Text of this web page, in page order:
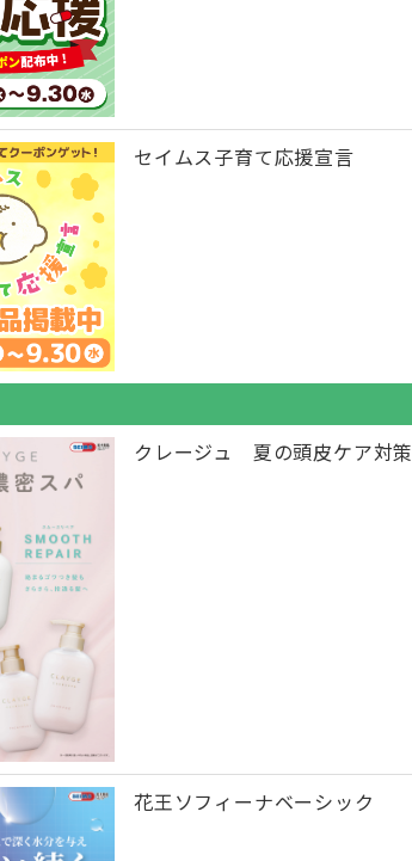
セイムス子育て応援宣言
クレージュ 夏の頭皮ケア対策
花王ソフィーナベーシック